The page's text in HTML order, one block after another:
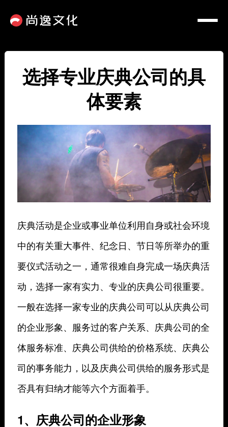
选择专业庆典公司的具
体要素
庆典活动是企业或事业单位利用自身或社会环境
中的有关重大事件、纪念日、节日等所举办的重
要仪式活动之一，通常很难自身完成一场庆典活
动，选择一家有实力、专业的庆典公司很重要。
一般在选择一家专业的庆典公司可以从庆典公司
的企业形象、服务过的客户关系、庆典公司的全
体服务标准、庆典公司供给的价格系统、庆典公
司的事务能力，以及庆典公司供给的服务形式是
否具有归纳才能等六个方面着手。
1、庆典公司的企业形象